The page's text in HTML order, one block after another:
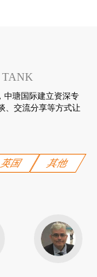
TANK
中瑭国际建立资深专
、交流分享等方式让
英国 其他